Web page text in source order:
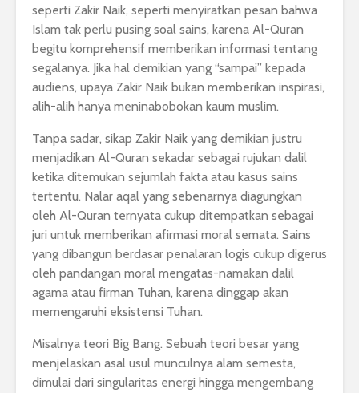
seperti Zakir Naik, seperti menyiratkan pesan bahwa
Islam tak perlu pusing soal sains, karena Al-Quran
begitu komprehensif memberikan informasi tentang
segalanya. Jika hal demikian yang “sampai” kepada
audiens, upaya Zakir Naik bukan memberikan inspirasi,
alih-alih hanya meninabobokan kaum muslim.
Tanpa sadar, sikap Zakir Naik yang demikian justru
menjadikan Al-Quran sekadar sebagai rujukan dalil
ketika ditemukan sejumlah fakta atau kasus sains
tertentu. Nalar aqal yang sebenarnya diagungkan
oleh Al-Quran ternyata cukup ditempatkan sebagai
juri untuk memberikan afirmasi moral semata. Sains
yang dibangun berdasar penalaran logis cukup digerus
oleh pandangan moral mengatas-namakan dalil
agama atau firman Tuhan, karena dinggap akan
memengaruhi eksistensi Tuhan.
Misalnya teori Big Bang. Sebuah teori besar yang
menjelaskan asal usul munculnya alam semesta,
dimulai dari singularitas energi hingga mengembang